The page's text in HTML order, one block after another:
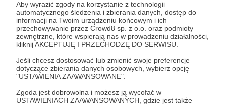
Aby wyrazić zgody na korzystanie z technologii
automatycznego śledzenia i zbierania danych, dostęp do
informacji na Twoim urządzeniu końcowym i ich
przechowywanie przez Crowd8 sp. z o.o. oraz podmioty
zewnętrzne, które wspierają nas w prowadzeniu działalności,
kliknij AKCEPTUJĘ I PRZECHODZĘ DO SERWISU.
Jeśli chcesz dostosować lub zmienić swoje preferencje
dotyczące zbierania danych osobowych, wybierz opcję
"USTAWIENIA ZAAWANSOWANE".
Zgoda jest dobrowolna i możesz ją wycofać w
USTAWIENIACH ZAAWANSOWANYCH, gdzie jest także
Cześć! Tu Alicja Cybulska. Od zawsze fascynuje
mnie, co kryje się za ludzkimi emocjami i
motywacjami. Przez 25 lat badałam, co nas
porusza i napędza. Kilka lat temu przeprowadziłam
się do Azji Południowo-Wschodniej – miejsca
pełnego kontrastów, barw i fascynujących
opowieści. Pracując w międzynarodowych